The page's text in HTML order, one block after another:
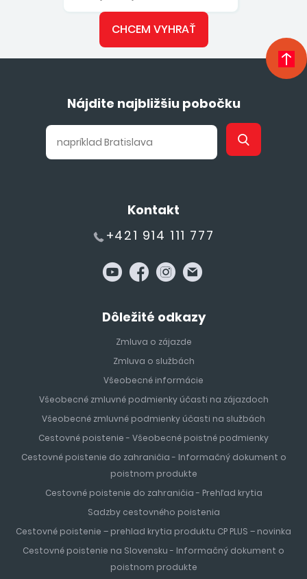
CHCEM VYHRAŤ
Nájdite najbližšiu pobočku
Kontakt
+421 914 111 777
Dôležité odkazy
Zmluva o zájazde
Zmluva o službách
Všeobecné informácie
Všeobecné zmluvné podmienky účasti na zájazdoch
Všeobecné zmluvné podmienky účasti na službách
Cestovné poistenie - Všeobecné poistné podmienky
Cestovné poistenie do zahraničia - Informačný dokument o
poistnom produkte
Cestovné poistenie do zahraničia - Prehľad krytia
Sadzby cestovného poistenia
Cestovné poistenie – prehlad krytia produktu CP PLUS – novinka
Cestovné poistenie na Slovensku - Informačný dokument o
poistnom produkte